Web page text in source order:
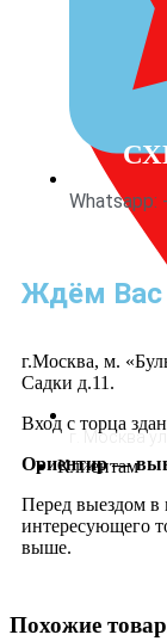
г. Москва
Клиентам
Whatsapp:
Ждём Вас
г.Москва, м.
Садки д.11.
Вход с торца
Ориентир —
Перед выездом в
интересующего
выше.
Похожие